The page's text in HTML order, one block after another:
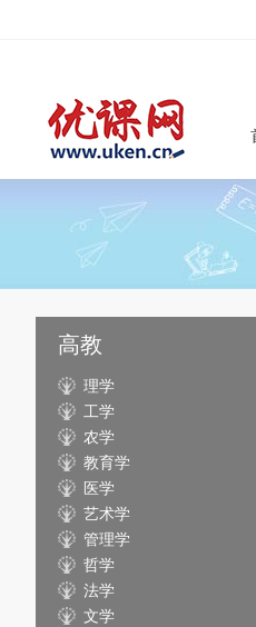
高教
理学
工学
农学
教育学
医学
艺术学
管理学
哲学
法学
文学